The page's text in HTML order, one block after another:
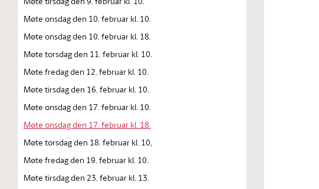
Møte onsdag den 10. februar kl. 10.
Møte onsdag den 10. februar kl. 18.
Møte torsdag den 11. februar kl. 10.
Møte fredag den 12. februar kl. 10.
Møte tirsdag den 16. februar kl. 10.
Møte onsdag den 17. februar kl. 10.
Møte onsdag den 17. februar kl. 18.
Møte torsdag den 18. februar kl. 10,
Møte fredag den 19. februar kl. 10.
Møte tirsdag den 23. februar kl. 13.